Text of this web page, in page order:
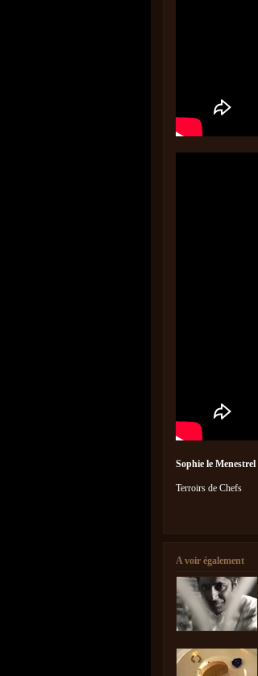
Sophie le Menestrel
Terroirs de Chefs
A voir également